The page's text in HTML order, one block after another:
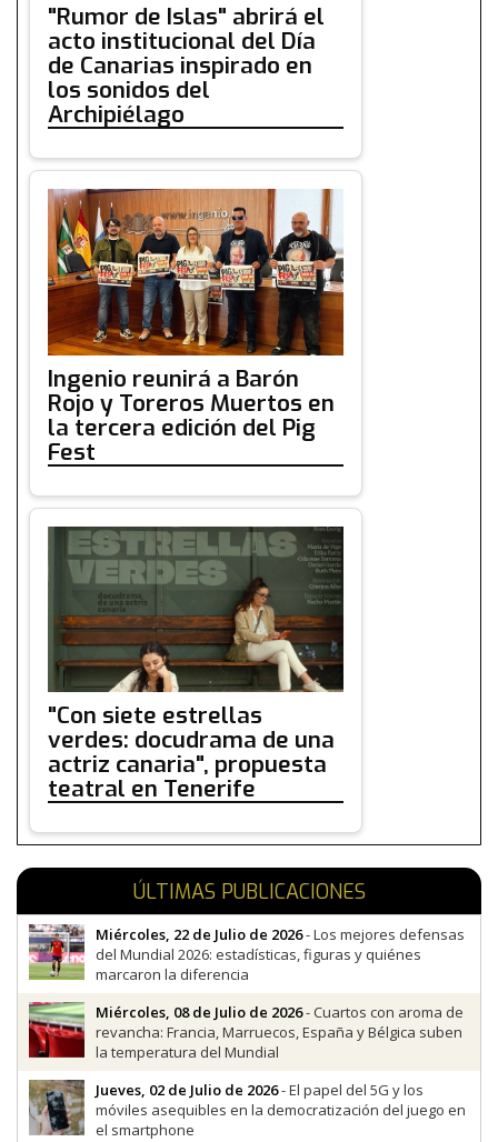
"Rumor de Islas" abrirá el
acto institucional del Día
de Canarias inspirado en
los sonidos del
Archipiélago
Ingenio reunirá a Barón
Rojo y Toreros Muertos en
la tercera edición del Pig
Fest
"Con siete estrellas
verdes: docudrama de una
actriz canaria", propuesta
teatral en Tenerife
ÚLTIMAS PUBLICACIONES
Miércoles, 22 de Julio de 2026- Los mejores defensas
del Mundial 2026: estadísticas, figuras y quiénes
marcaron la diferencia
Miércoles, 08 de Julio de 2026- Cuartos con aroma de
revancha: Francia, Marruecos, España y Bélgica suben
la temperatura del Mundial
Jueves, 02 de Julio de 2026- El papel del 5G y los
móviles asequibles en la democratización del juego en
el smartphone